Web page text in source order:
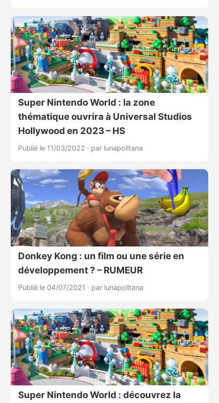
Super Nintendo World : la zone
thématique ouvrira à Universal Studios
Hollywood en 2023 – HS
Publié le 11/03/2022 · par lunapolitana
Donkey Kong : un film ou une série en
développement ? – RUMEUR
Publié le 04/07/2021 · par lunapolitana
Super Nintendo World : découvrez la